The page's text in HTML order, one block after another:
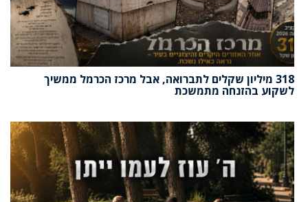
318 מיליון שקלים לתברואה, אבל מרכז הכרמל ממשיך
לשקוע בהזנחה מתמשכת